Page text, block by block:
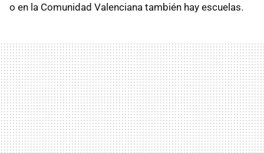
o en la Comunidad Valenciana también hay escuelas.